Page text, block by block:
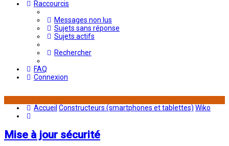
Raccourcis
Messages non lus
Sujets sans réponse
Sujets actifs
Rechercher
FAQ
Connexion
Accueil Constructeurs (smartphones et tablettes) Wiko
Mise à jour sécurité